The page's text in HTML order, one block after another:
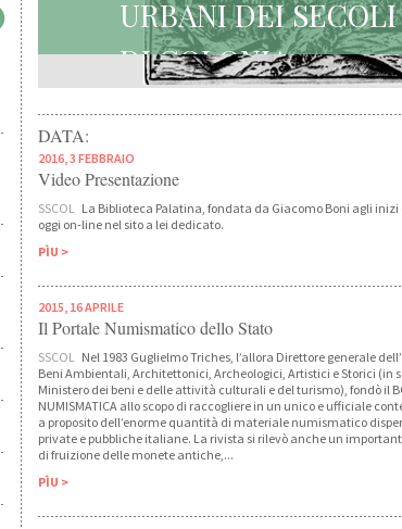
URBANI DEI
DI COLONIA
DATA:
2016, 3 FEBBRAIO
Video Presentazione
SSCOL La Biblioteca Palatina, fondata da Giacomo Boni agli inizi
oggi on-line nel sito a lei dedicato.
PÌU >
2015, 16 APRILE
Il Portale Numismatico dello Stato
SSCOL Nel 1983 Guglielmo Triches, l’allora Direttore generale
Beni Ambientali, Architettonici, Archeologici, Artistici e Storici (in
Ministero dei beni e delle attività culturali e del turismo), fondò il
NUMISMATICA allo scopo di raccogliere in un unico e ufficiale
a proposito dell’enorme quantità di materiale numismatico
private e pubbliche italiane. La rivista si rilevò anche un
di fruizione delle monete antiche,...
PÌU >